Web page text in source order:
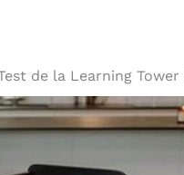
de la Learning